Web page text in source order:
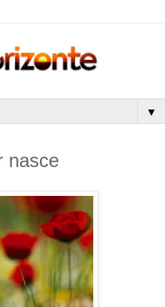
▼
nasce